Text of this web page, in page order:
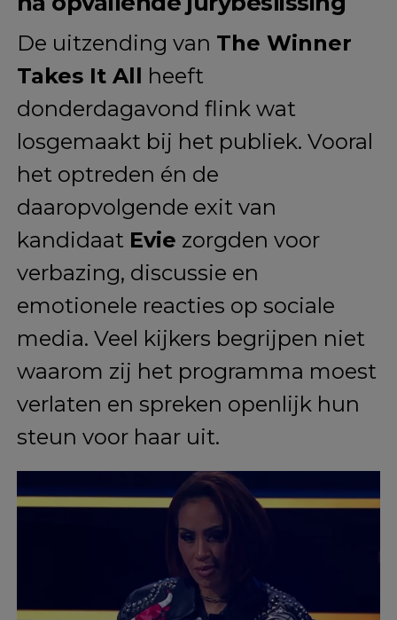
De uitzending van The Winner
Takes It All heeft
donderdagavond flink wat
losgemaakt bij het publiek. Vooral
het optreden én de
daaropvolgende exit van
kandidaat Evie zorgden voor
verbazing, discussie en
emotionele reacties op sociale
media. Veel kijkers begrijpen niet
waarom zij het programma moest
verlaten en spreken openlijk hun
steun voor haar uit.